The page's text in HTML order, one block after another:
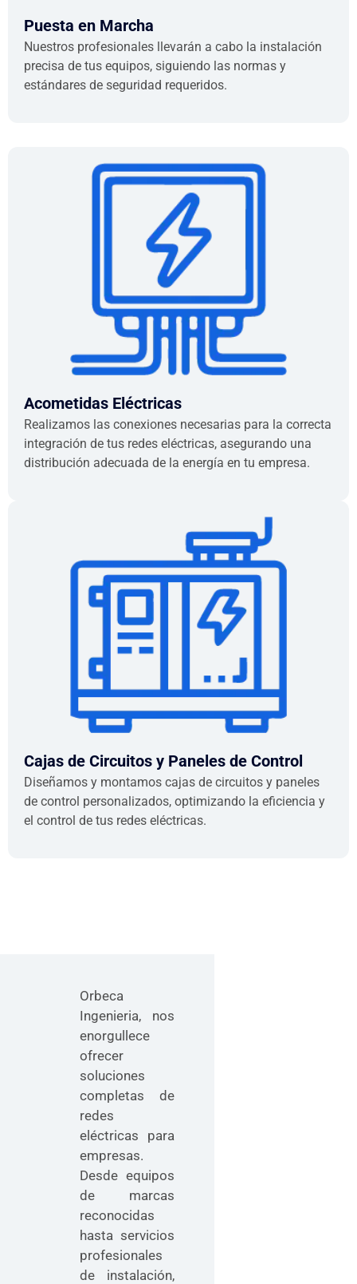
Puesta en Marcha
Nuestros profesionales llevarán a cabo la instalación
precisa de tus equipos, siguiendo las normas y
estándares de seguridad requeridos.
Acometidas Eléctricas
Realizamos las conexiones necesarias para la correcta
integración de tus redes eléctricas, asegurando una
distribución adecuada de la energía en tu empresa.
Cajas de Circuitos y Paneles de Control
Diseñamos y montamos cajas de circuitos y paneles
de control personalizados, optimizando la eficiencia y
el control de tus redes eléctricas.
Orbeca
Ingenieria, nos
enorgullece
ofrecer
soluciones
completas de
redes
eléctricas para
empresas.
Desde equipos
de marcas
reconocidas
hasta servicios
profesionales
de instalación,